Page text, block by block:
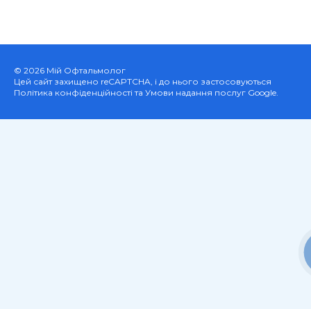
© 2026 Мій Офтальмолог
Цей сайт захищено reCAPTCHA, і до нього застосовуються
Політика конфіденційності та Умови надання послуг Google.